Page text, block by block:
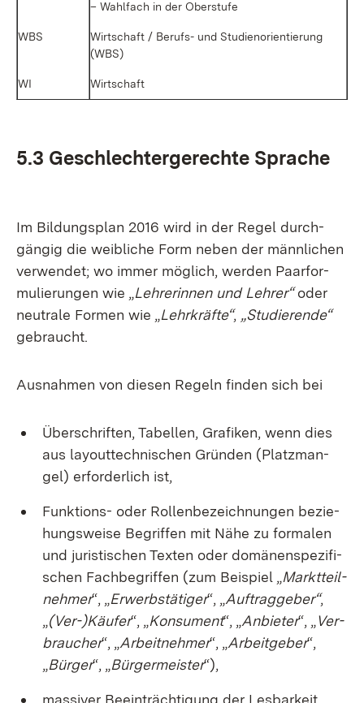
– Wahl­fach in der Ober­stu­fe
WBS
Wirt­schaft / Be­rufs- und Stu­di­en­ori­en­tie­rung
(WBS)
WI Wirt­schaft
5.3 Ge­schlech­ter­ge­rech­te Spra­che
Im Bil­dungs­plan 2016 wird in der Re­gel durch­
gän­gig die weib­li­che Form ne­ben der männ­li­chen
ver­wen­det; wo im­mer mög­lich, wer­den Paar­for­
mu­lie­run­gen wie „Leh­re­rin­nen und Leh­rer“oder
neu­tra­le For­men wie „Lehr­kräf­te“, „Stu­die­ren­de“
ge­braucht.
Aus­nah­men von die­sen Re­geln fin­den sich bei
Über­schrif­ten, Ta­bel­len, Gra­fi­ken, wenn dies
aus lay­out­tech­ni­schen Grün­den (Platz­man­
gel) er­for­der­lich ist,
Funk­ti­ons- oder Rol­len­be­zeich­nun­gen be­zie­
hungs­wei­se Be­grif­fen mit Nä­he zu for­ma­len
und ju­ris­ti­schen Tex­ten oder do­mä­nen­spe­zi­fi­
schen Fach­be­grif­fen (zum Bei­spiel „Markt­teil­
neh­mer“, „Er­werbs­tä­ti­ger“, „Auf­trag­ge­ber“,
„(Ver-)Käu­fer“, „Kon­su­ment“, „An­bie­ter“, „Ver­
brau­cher“, „Ar­beit­neh­mer“, „Ar­beit­ge­ber“,
„Bür­ger“, „Bür­ger­meis­ter“),
mas­si­ver Be­ein­träch­ti­gung der Les­bar­keit.